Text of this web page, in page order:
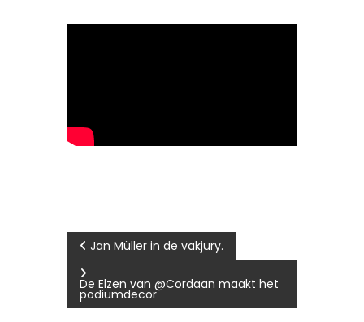
Bericht
navigatie
Jan Müller in de vakjury.
De Elzen van @Cordaan maakt het
podiumdecor